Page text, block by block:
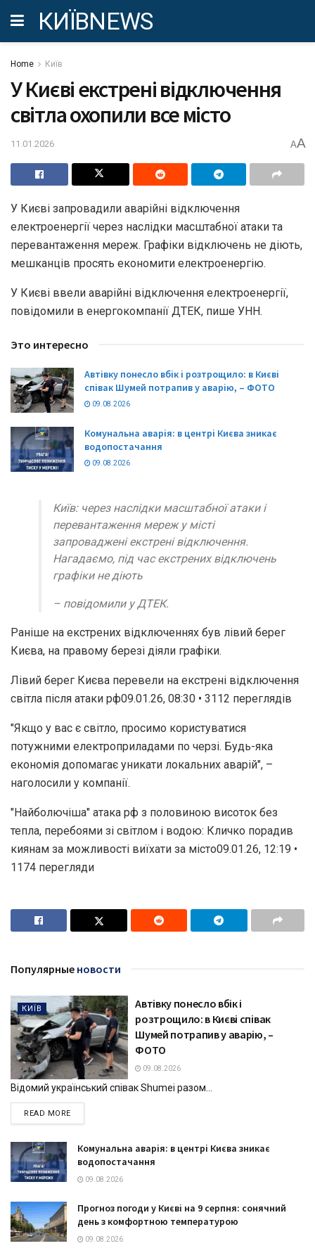
КИЇВNEWS
Home Київ
У Києві екстрені відключення
світла охопили все місто
11.01.2026 AA
У Києві запровадили аварійні відключення
електроенергії через наслідки масштабної атаки та
перевантаження мереж. Графіки відключень не діють,
мешканців просять економити електроенергію.
У Києві ввели аварійні відключення електроенергії,
повідомили в енергокомпанії ДТЕК, пише УНН.
Это интересно
Автівку понесло вбік і розтрощило: в Києві
співак Шумей потрапив у аварію, – ФОТО
09.08.2026
Комунальна аварія: в центрі Києва зникає
водопостачання
09.08.2026
Київ: через наслідки масштабної атаки і
перевантаження мереж у місті
запроваджені екстрені відключення.
Нагадаємо, під час екстрених відключень
графіки не діють
– повідомили у ДТЕК.
Раніше на екстрених відключеннях був лівий берег
Києва, на правому березі діяли графіки.
Лівий берег Києва перевели на екстрені відключення
світла після атаки рф09.01.26, 08:30 • 3112 переглядiв
"Якщо у вас є світло, просимо користуватися
потужними електроприладами по черзі. Будь-яка
економія допомагає уникати локальних аварій", –
наголосили у компанії.
"Найболючіша" атака рф з половиною висоток без
тепла, перебоями зі світлом і водою: Кличко порадив
киянам за можливості виїхати за місто09.01.26, 12:19 •
1174 перегляди
Популярные новости
КИЇВ
Автівку понесло вбік і
розтрощило: в Києві співак
Шумей потрапив у аварію, –
ФОТО
09.08.2026
Відомий український співак Shumei разом...
READ MOREDETAILS
Комунальна аварія: в центрі Києва зникає
водопостачання
09.08.2026
Прогноз погоди у Києві на 9 серпня: сонячний
день з комфортною температурою
09.08.2026